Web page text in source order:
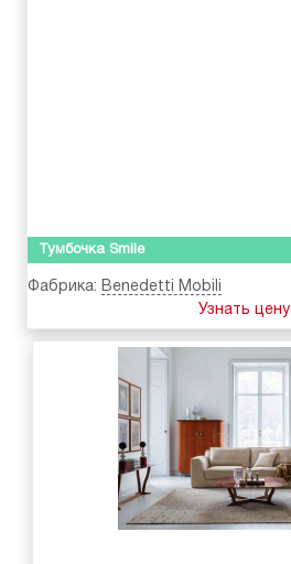
Тумбочка Smile
Фабрика: Benedetti Mobili
Узнать цену